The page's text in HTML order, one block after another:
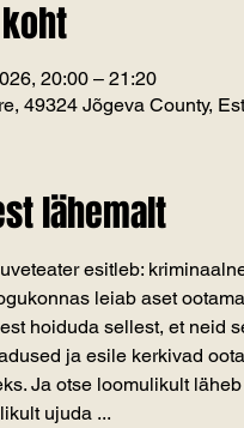
20:00 – 21:20
49324 Jõgeva County,
lähemalt
esitleb:
leiab aset
hoiduda sellest, et neid
ja esile kerkivad
Ja otse loomulikult
ujuda ...